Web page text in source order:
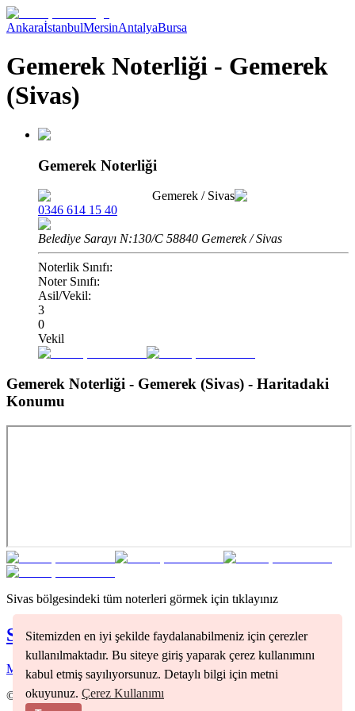
Sitemizden en iyi şekilde faydalanabilmeniz için çerezler
kullanılmaktadır. Bu siteye giriş yaparak çerez kullanımını
kabul etmiş sayılıyorsunuz. Detaylı bilgi için metni
okuyunuz. Çerez Kullanımı
AnkaraİstanbulMersinAntalyaBursa
Gemerek Noterliği - Gemerek
(Sivas)
Gemerek Noterliği
Gemerek / Sivas
0346 614 15 40
Belediye Sarayı N:130/C 58840 Gemerek / Sivas
Noterlik Sınıfı:
Noter Sınıfı:
Asil/Vekil:
3
0
Vekil
Gemerek Noterliği - Gemerek (Sivas) - Haritadaki
Konumu
Sivas bölgesindeki tüm noterleri görmek için tıklayınız
SivasNoterleri
Merkez (1
©
2026Nöbetçi Noter